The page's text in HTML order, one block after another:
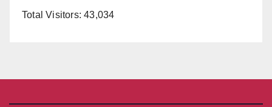
Total Visitors:43,034